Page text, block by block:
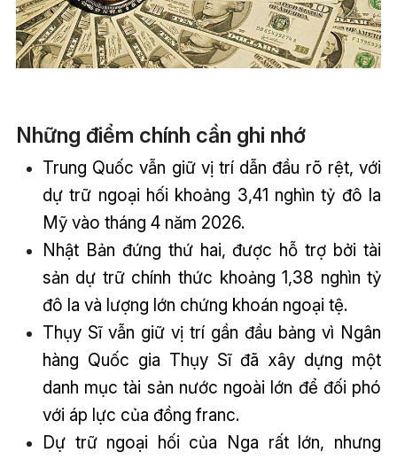
Những điểm chính cần ghi nhớ
Trung Quốc vẫn giữ vị trí dẫn đầu rõ rệt, với
dự trữ ngoại hối khoảng 3,41 nghìn tỷ đô la
Mỹ vào tháng 4 năm 2026.
Nhật Bản đứng thứ hai, được hỗ trợ bởi tài
sản dự trữ chính thức khoảng 1,38 nghìn tỷ
đô la và lượng lớn chứng khoán ngoại tệ.
Thụy Sĩ vẫn giữ vị trí gần đầu bảng vì Ngân
hàng Quốc gia Thụy Sĩ đã xây dựng một
danh mục tài sản nước ngoài lớn để đối phó
với áp lực của đồng franc.
Dự trữ ngoại hối của Nga rất lớn, nhưng